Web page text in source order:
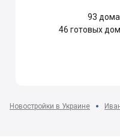
93
46 готовых
Новостройки в Украине